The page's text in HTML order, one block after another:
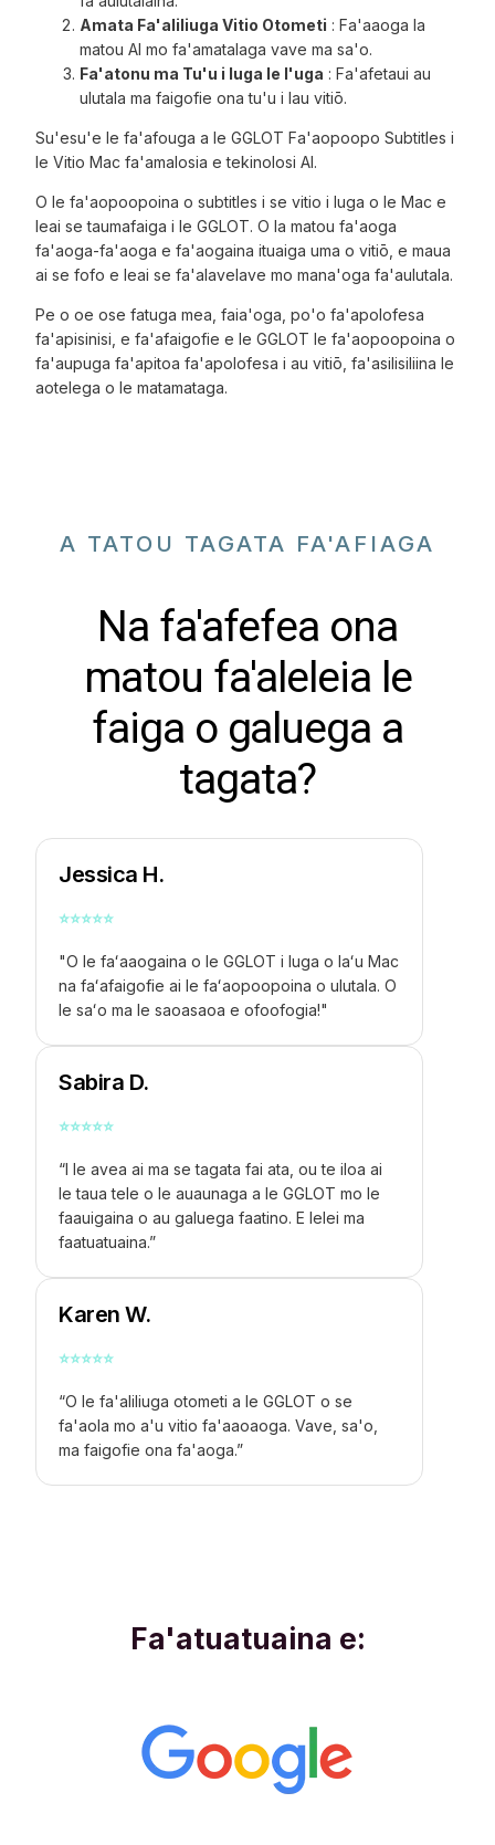
Amata Fa'aliliuga Vitio Otometi : Fa'aaoga la
matou AI mo fa'amatalaga vave ma sa'o.
Fa'atonu ma Tu'u i luga le I'uga : Fa'afetaui au
ulutala ma faigofie ona tu'u i lau vitiō.
Su'esu'e le fa'afouga a le GGLOT Fa'aopoopo Subtitles i
le Vitio Mac fa'amalosia e tekinolosi AI.
O le fa'aopoopoina o subtitles i se vitio i luga o le Mac e
leai se taumafaiga i le GGLOT. O la matou fa'aoga
fa'aoga-fa'aoga e fa'aogaina ituaiga uma o vitiō, e maua
ai se fofo e leai se fa'alavelave mo mana'oga fa'aulutala.
Pe o oe ose fatuga mea, faia'oga, po'o fa'apolofesa
fa'apisinisi, e fa'afaigofie e le GGLOT le fa'aopoopoina o
fa'aupuga fa'apitoa fa'apolofesa i au vitiō, fa'asilisiliina le
aotelega o le matamataga.
A TATOU TAGATA FA'AFIAGA
Na fa'afefea ona
matou fa'aleleia le
faiga o galuega a
tagata?
Jessica H.
⭐⭐⭐⭐⭐
"O le faʻaaogaina o le GGLOT i luga o laʻu Mac
na faʻafaigofie ai le faʻaopoopoina o ulutala. O
le saʻo ma le saoasaoa e ofoofogia!"
Sabira D.
⭐⭐⭐⭐⭐
“I le avea ai ma se tagata fai ata, ou te iloa ai
le taua tele o le auaunaga a le GGLOT mo le
faauigaina o au galuega faatino. E lelei ma
faatuatuaina.”
Karen W.
⭐⭐⭐⭐⭐
“O le fa'aliliuga otometi a le GGLOT o se
fa'aola mo a'u vitio fa'aaoaoga. Vave, sa'o,
ma faigofie ona fa'aoga.”
Fa'atuatuaina e: